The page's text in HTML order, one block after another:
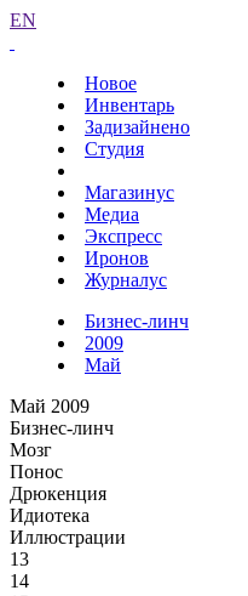
EN
Новое
Инвентарь
Задизайнено
Студия
Магазинус
Медиа
Экспресс
Иронов
Журналус
Бизнес-линч
2009
Май
Май 2009
Бизнес-линч
Мозг
Понос
Дрюкенция
Идиотека
Иллюстрации
13
14